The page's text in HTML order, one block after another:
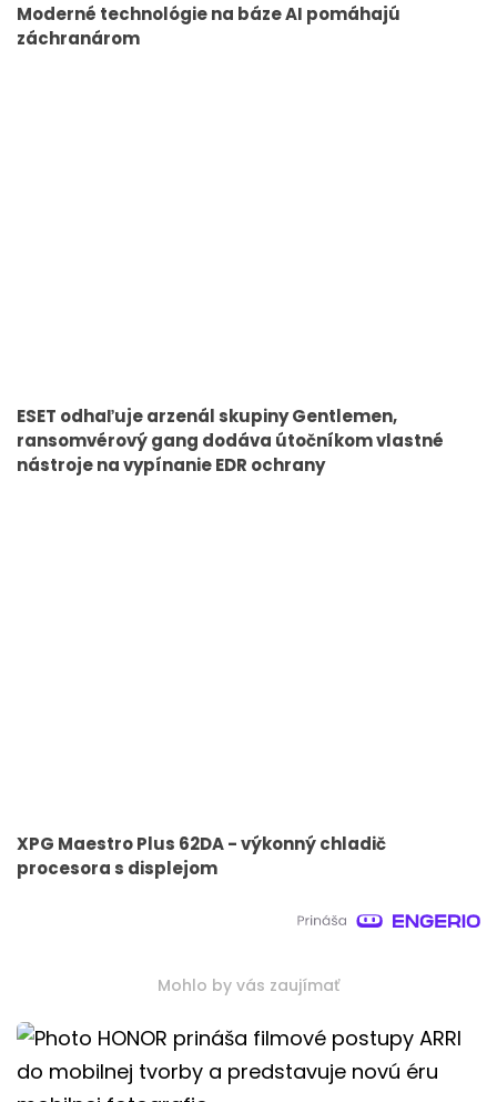
Moderné technológie na báze AI pomáhajú
záchranárom
ESET odhaľuje arzenál skupiny Gentlemen,
ransomvérový gang dodáva útočníkom vlastné
nástroje na vypínanie EDR ochrany
XPG Maestro Plus 62DA - výkonný chladič
procesora s displejom
Mohlo by vás zaujímať